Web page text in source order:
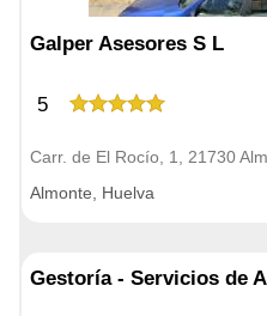
Galper Asesores S L
5
Carr. de El Rocío, 1, 21730
Almonte, Huelva
Gestoría - Servicios de